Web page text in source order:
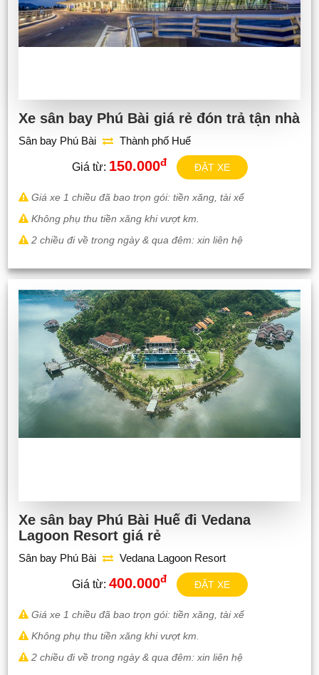
Xe sân bay Phú Bài giá rẻ đón trả tận nhà
Sân bay Phú Bài Thành phố Huế
Giá từ: 150.000đ ĐẶT XE
Giá xe 1 chiều đã bao trọn gói: tiền xăng, tài xế
Không phụ thu tiền xăng khi vượt km.
2 chiều đi về trong ngày & qua đêm: xin liên hệ
Xe sân bay Phú Bài Huế đi Vedana
Lagoon Resort giá rẻ
Sân bay Phú Bài Vedana Lagoon Resort
Giá từ: 400.000đ ĐẶT XE
Giá xe 1 chiều đã bao trọn gói: tiền xăng, tài xế
Không phụ thu tiền xăng khi vượt km.
2 chiều đi về trong ngày & qua đêm: xin liên hệ